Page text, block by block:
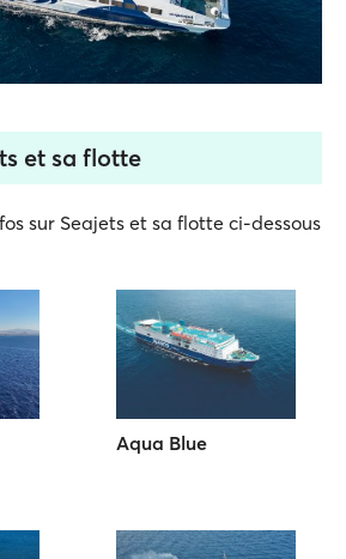
et sa flotte
sur Seajets et sa flotte ci-dessous
Aqua Blue